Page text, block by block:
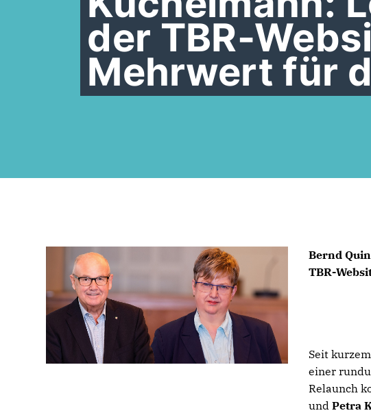
der TBR-
Mehrwert für
Bernd
TBR-
Seit
einer
Relaunch
undPetra